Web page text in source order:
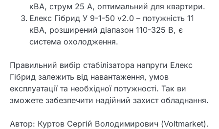
кВА, струм 25 А, оптимальний для квартири.
Елекс Гібрид У 9-1-50 v2.0 – потужність 11
кВА, розширений діапазон 110-325 В, є
система охолодження.
Правильний вибір стабілізатора напруги Елекс
Гібрид залежить від навантаження, умов
експлуатації та необхідної потужності. Так ви
зможете забезпечити надійний захист обладнання.
Автор: Куртов Сергій Володимирович (Voltmarket).